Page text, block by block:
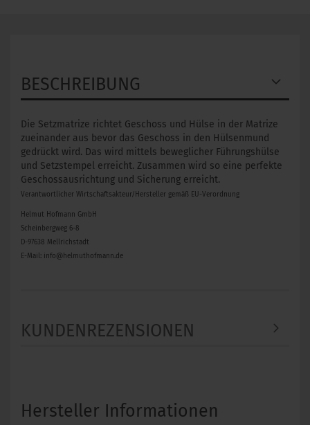
BESCHREIBUNG
Die Setzmatrize richtet Geschoss und Hülse in der Matrize
zueinander aus bevor das Geschoss in den Hülsenmund
gedrückt wird. Das wird mittels beweglicher Führungshülse
und Setzstempel erreicht. Zusammen wird so eine perfekte
Geschossausrichtung und Sicherung erreicht.
Verantwortlicher Wirtschaftsakteur/Hersteller gemäß EU-Verordnung
Helmut Hofmann GmbH
Scheinbergweg 6-8
D-97638 Mellrichstadt
E-Mail: info@helmuthofmann.de
KUNDENREZENSIONEN
Hersteller Informationen